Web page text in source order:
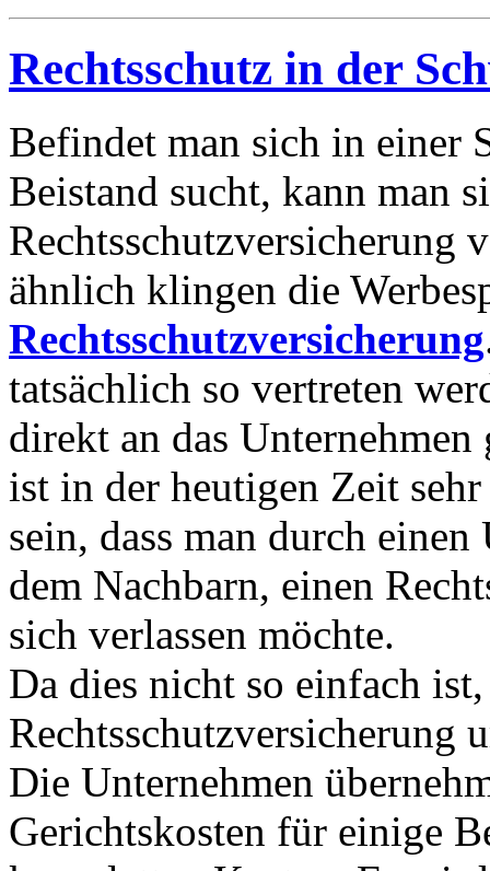
Rechtsschutz in der
Befindet man sich in einer
Beistand sucht, kann man
Rechtsschutzversicherung
ähnlich klingen die
Rechtsschutzversicherung
tatsächlich so vertreten
direkt an das Unternehmen
ist in der heutigen Zeit
sein, dass man durch
dem Nachbarn, einen
sich verlassen möchte.
Da dies nicht so einfach
Rechtsschutzversicherung
Die Unternehmen
Gerichtskosten für einige